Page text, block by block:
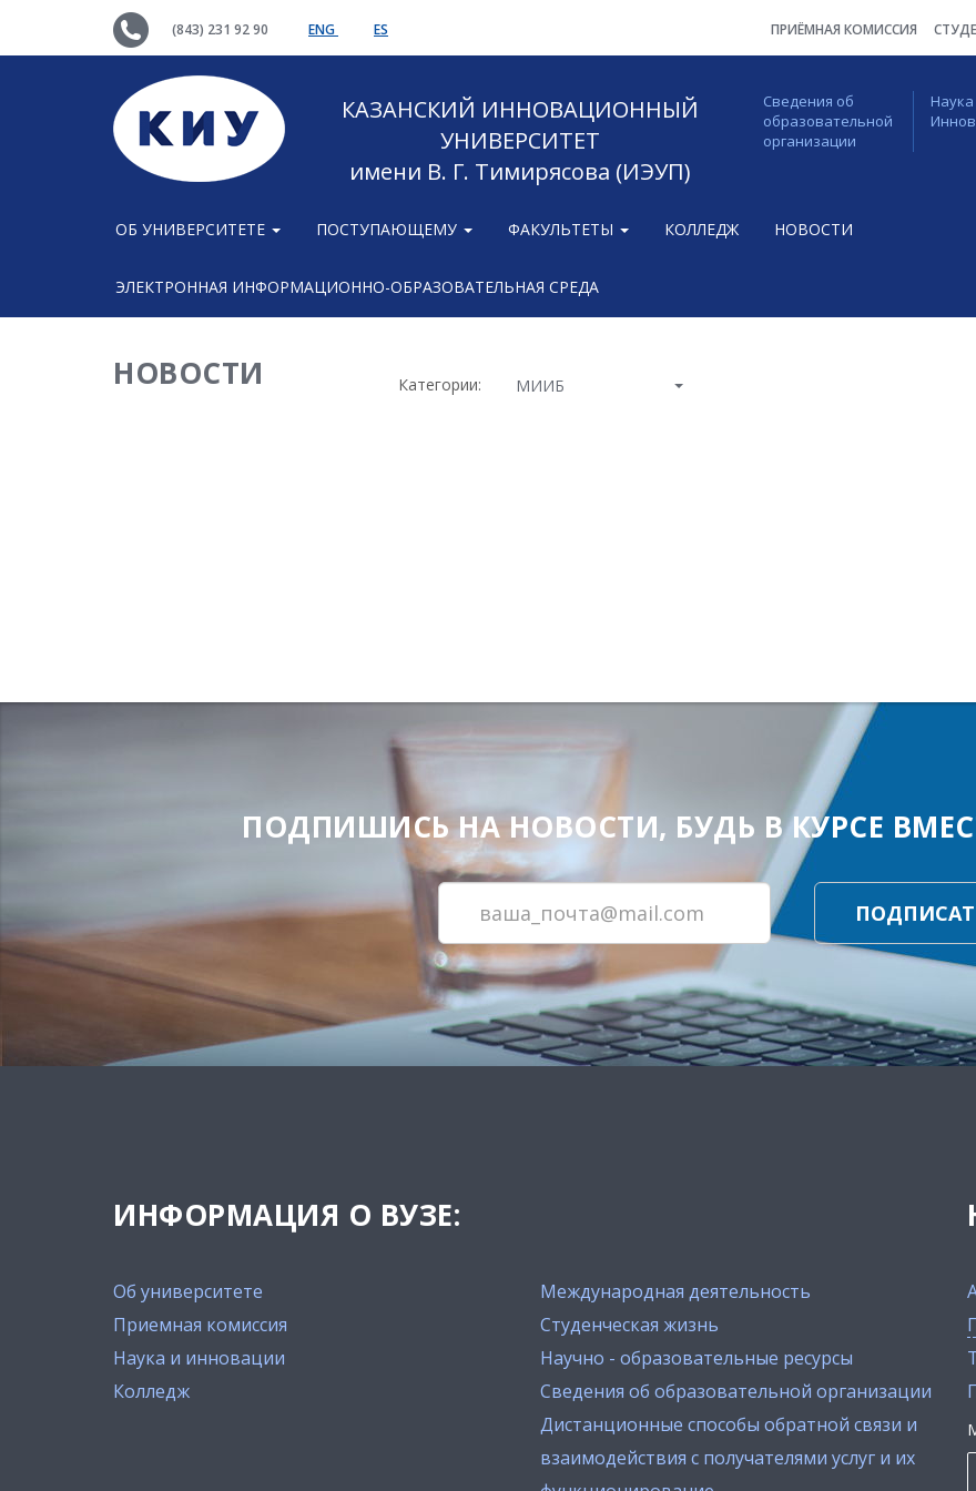
(843) 231 92 90 ENG ES ПРИЁМНАЯ КОМИССИЯ
КАЗАНСКИЙ ИННОВАЦИОННЫЙ
УНИВЕРСИТЕТ
имени В. Г. Тимирясова (ИЭУП)
Сведения об
образовательной
организации
Наука
ОБ УНИВЕРСИТЕТЕ ПОСТУПАЮЩЕМУ ФАКУЛЬТЕТЫ КОЛЛЕДЖ НОВОСТИ
ЭЛЕКТРОННАЯ ИНФОРМАЦИОННО-ОБРАЗОВАТЕЛЬНАЯ СРЕДА
НОВОСТИ Категории: МИИБ
ПОДПИШИСЬ НА НОВОСТИ, БУДЬ В КУРСЕ
ИНФОРМАЦИЯ О ВУЗЕ:
Об университете
Приемная комиссия
Наука и инновации
Колледж
Международная деятельность
Студенческая жизнь
Научно - образовательные ресурсы
Сведения об образовательной организации
Дистанционные способы обратной связи и
взаимодействия с получателями услуг и их